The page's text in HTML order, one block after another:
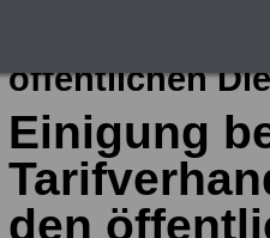
öffentlichen
Einigung
den